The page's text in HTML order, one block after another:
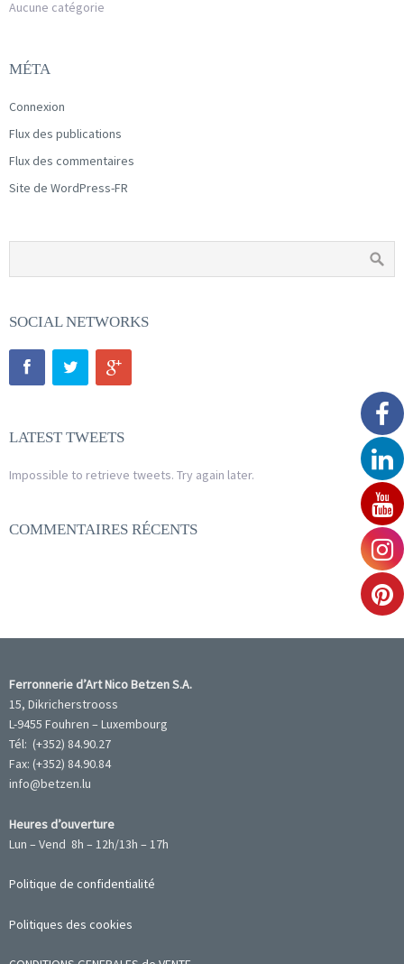
Aucune catégorie
MÉTA
Connexion
Flux des publications
Flux des commentaires
Site de WordPress-FR
SOCIAL NETWORKS
LATEST TWEETS
Impossible to retrieve tweets. Try again later.
COMMENTAIRES RÉCENTS
Ferronnerie d’Art Nico Betzen S.A.
15, Dikricherstrooss
L-9455 Fouhren – Luxembourg
Tél: (+352) 84.90.27
Fax: (+352) 84.90.84
info@betzen.lu
Heures d’ouverture
Lun – Vend 8h – 12h/13h – 17h
Politique de confidentialité
Politiques des cookies